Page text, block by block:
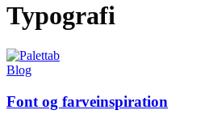
Typografi
Blog
Font og farveinspiration